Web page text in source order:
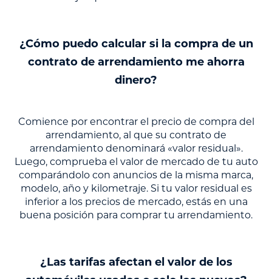
¿Cómo puedo calcular si la compra de un
contrato de arrendamiento me ahorra
dinero?
Comience por encontrar el precio de compra del
arrendamiento, al que su contrato de
arrendamiento denominará «valor residual».
Luego, comprueba el valor de mercado de tu auto
comparándolo con anuncios de la misma marca,
modelo, año y kilometraje. Si tu valor residual es
inferior a los precios de mercado, estás en una
buena posición para comprar tu arrendamiento.
¿Las tarifas afectan el valor de los